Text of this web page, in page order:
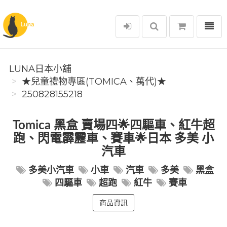
Luna日本小舖
選單
LUNA日本小舖
★兒童禮物專區(TOMICA、萬代)★
250828155218
Tomica 黑盒 賣場四🌟四驅車、紅牛超
跑、閃電霹靂車、賽車🌟日本 多美 小
汽車
多美小汽車 小車 汽車 多美
黑盒
四驅車
超跑 紅牛 賽車
商品資訊